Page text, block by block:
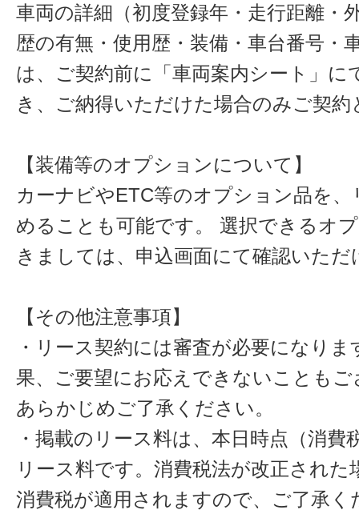
車両の詳細（初度登録年・走行距離・
歴の有無・使用歴・装備・車台番号・
は、ご契約前に「車両案内シート」に
き、ご納得いただけた場合のみご契約
【装備等のオプションについて】
カーナビやETC等のオプション品を、
めることも可能です。 選択できるオ
きましては、申込画面にて確認いただ
【その他注意事項】
・リース契約には審査が必要になりま
果、ご要望にお応えできないことも
あらかじめご了承ください。
・掲載のリース料は、本日時点（消費
リース料です。消費税法が改正された
消費税が適用されますので、ご了承く